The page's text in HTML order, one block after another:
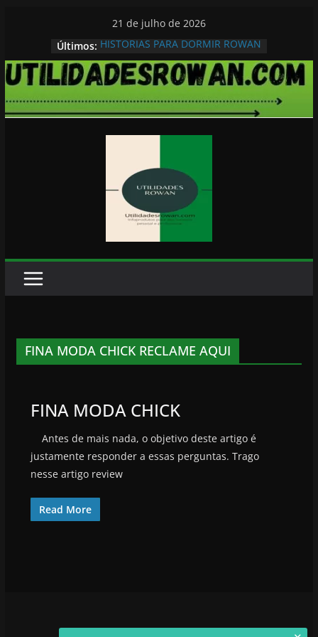
conteúdo
21 de julho de 2026
Últimos: HISTORIAS PARA DORMIR ROWAN
FINA MODA CHICK RECLAME AQUI
FINA MODA CHICK
Antes de mais nada, o objetivo deste artigo é
justamente responder a essas perguntas. Trago
nesse artigo review
Read More